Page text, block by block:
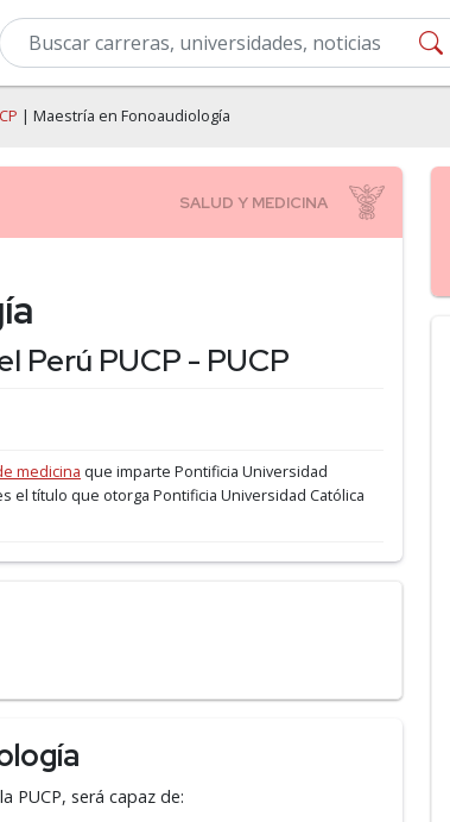
| Maestría en Fonoaudiología
Perú PUCP - PUCP
medicina que imparte Pontificia Universidad
el título que otorga Pontificia Universidad Católica
PUCP, será capaz de: